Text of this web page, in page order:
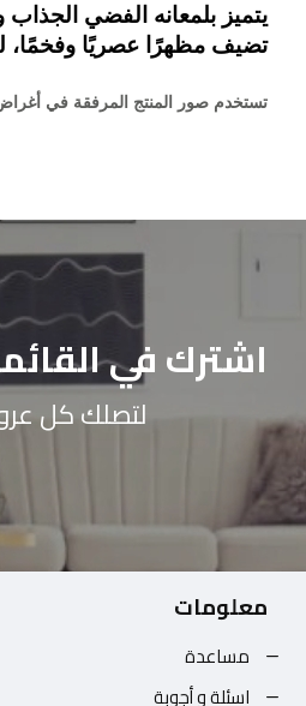
يتميز بلمعانه الفضي
تضيف مظهرًا عصريًا وفخمًا،
تستخدم صور المنتج المرفقة في
اشترك في
لتصلك كل
معلومات
مساعدة
اسئلة و أجوبة